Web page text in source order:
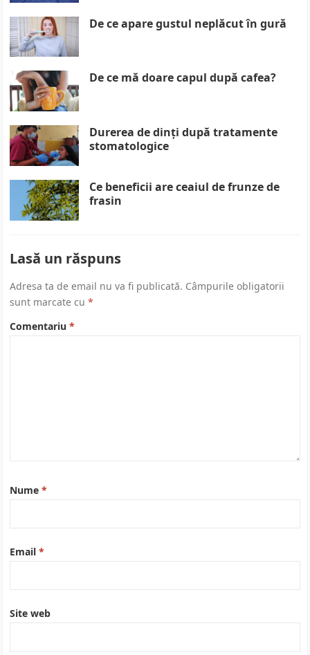
De ce apare gustul neplăcut în gură
De ce mă doare capul după cafea?
Durerea de dinți după tratamente
stomatologice
Ce beneficii are ceaiul de frunze de
frasin
Lasă un răspuns
Adresa ta de email nu va fi publicată. Câmpurile obligatorii
sunt marcate cu*
Comentariu*
Nume*
Email*
Site web